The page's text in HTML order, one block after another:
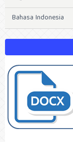
Bahasa Indonesia